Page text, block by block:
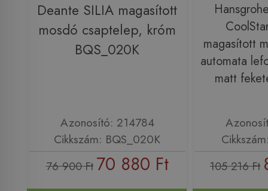
Deante SILIA magasított
mosdó csaptelep, króm
BQS_020K
Azonosító: 214784
Cikkszám: BQS_020K
76 900 Ft 70 880 Ft
magasított
automata
matt
105 216 Ft